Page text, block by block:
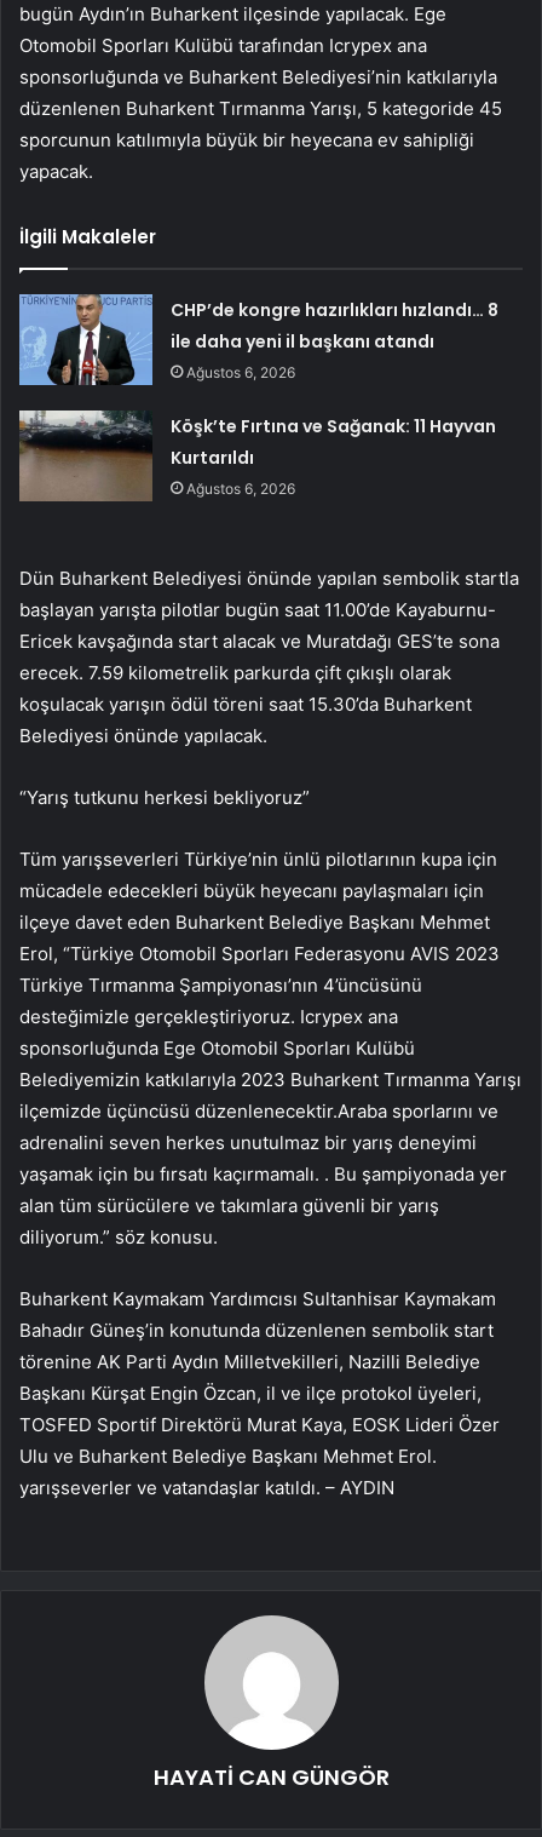
bugün Aydın’ın Buharkent ilçesinde yapılacak. Ege
Otomobil Sporları Kulübü tarafından Icrypex ana
sponsorluğunda ve Buharkent Belediyesi’nin katkılarıyla
düzenlenen Buharkent Tırmanma Yarışı, 5 kategoride 45
sporcunun katılımıyla büyük bir heyecana ev sahipliği
yapacak.
İlgili Makaleler
CHP’de kongre hazırlıkları hızlandı… 8
ile daha yeni il başkanı atandı
Ağustos 6, 2026
Köşk’te Fırtına ve Sağanak: 11 Hayvan
Kurtarıldı
Ağustos 6, 2026
Dün Buharkent Belediyesi önünde yapılan sembolik startla
başlayan yarışta pilotlar bugün saat 11.00’de Kayaburnu-
Ericek kavşağında start alacak ve Muratdağı GES’te sona
erecek. 7.59 kilometrelik parkurda çift çıkışlı olarak
koşulacak yarışın ödül töreni saat 15.30’da Buharkent
Belediyesi önünde yapılacak.
“Yarış tutkunu herkesi bekliyoruz”
Tüm yarışseverleri Türkiye’nin ünlü pilotlarının kupa için
mücadele edecekleri büyük heyecanı paylaşmaları için
ilçeye davet eden Buharkent Belediye Başkanı Mehmet
Erol, “Türkiye Otomobil Sporları Federasyonu AVIS 2023
Türkiye Tırmanma Şampiyonası’nın 4’üncüsünü
desteğimizle gerçekleştiriyoruz. Icrypex ana
sponsorluğunda Ege Otomobil Sporları Kulübü
Belediyemizin katkılarıyla 2023 Buharkent Tırmanma Yarışı
ilçemizde üçüncüsü düzenlenecektir.Araba sporlarını ve
adrenalini seven herkes unutulmaz bir yarış deneyimi
yaşamak için bu fırsatı kaçırmamalı. . Bu şampiyonada yer
alan tüm sürücülere ve takımlara güvenli bir yarış
diliyorum.” söz konusu.
Buharkent Kaymakam Yardımcısı Sultanhisar Kaymakam
Bahadır Güneş’in konutunda düzenlenen sembolik start
törenine AK Parti Aydın Milletvekilleri, Nazilli Belediye
Başkanı Kürşat Engin Özcan, il ve ilçe protokol üyeleri,
TOSFED Sportif Direktörü Murat Kaya, EOSK Lideri Özer
Ulu ve Buharkent Belediye Başkanı Mehmet Erol.
yarışseverler ve vatandaşlar katıldı. – AYDIN
HAYATİ CAN GÜNGÖR